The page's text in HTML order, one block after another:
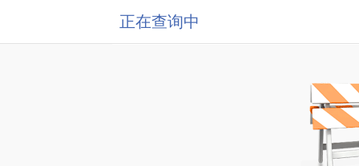
正在查询中